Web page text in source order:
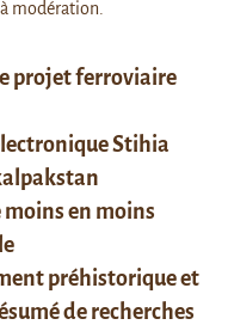
projet ferroviaire
Stihia
moins en moins
préhistorique et
de recherches
modération.